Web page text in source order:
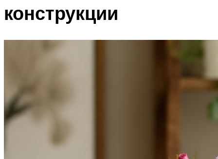
конструкции